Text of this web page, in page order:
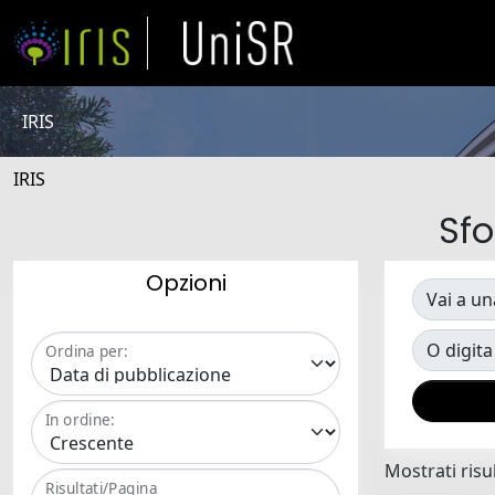
IRIS
IRIS
Opzioni
Ordina per:
In ordine:
Risultati/Pagina
Vai a
O
Mostrati